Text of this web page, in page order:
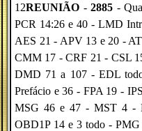
12REUNIÃO -2885 -
PCR 14:26 e 40 - LMD
AES 21 - APV 13 e 20 -
CMM 17 - CRF 21 - CSL
DMD 71 a 107 - EDL
Prefácio e 36 - FPA 19 -
MSG 46 e 47 - MST 4 -
OBD1P 14 e 3 todo -